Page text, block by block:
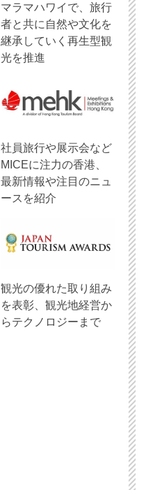
マラマハワイで、旅行
者と共に自然や文化を
継承していく再生型観
光を推進
社員旅行や展示会など
MICEに注力の香港、
最新情報や注目のニュ
ースを紹介
観光の優れた取り組み
を表彰、観光地経営か
らテクノロジーまで